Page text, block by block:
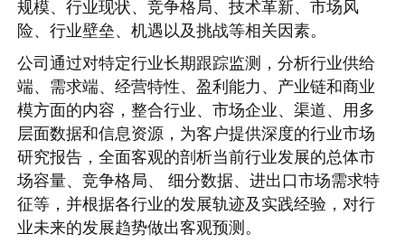
规模、行业现状、竞争格局、技术革新、市场风
险、行业壁垒、机遇以及挑战等相关因素。
公司通过对特定行业长期跟踪监测，分析行业供给
端、需求端、经营特性、盈利能力、产业链和商业
模方面的内容，整合行业、市场企业、渠道、用多
层面数据和信息资源，为客户提供深度的行业市场
研究报告，全面客观的剖析当前行业发展的总体市
场容量、竞争格局、 细分数据、进出口市场需求特
征等，并根据各行业的发展轨迹及实践经验，对行
业未来的发展趋势做出客观预测。